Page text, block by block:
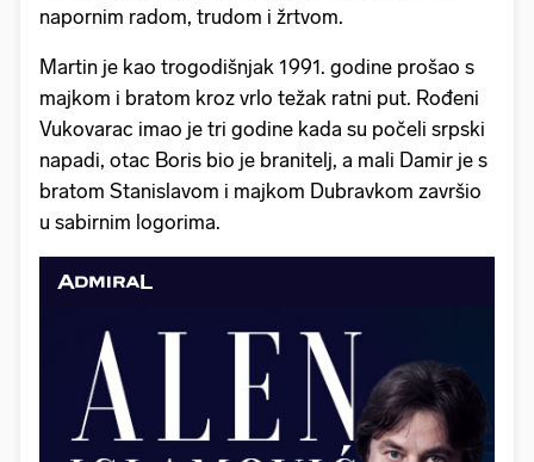
napornim radom, trudom i žrtvom.
Martin je kao trogodišnjak 1991. godine prošao s
majkom i bratom kroz vrlo težak ratni put. Rođeni
Vukovarac imao je tri godine kada su počeli srpski
napadi, otac Boris bio je branitelj, a mali Damir je s
bratom Stanislavom i majkom Dubravkom završio
u sabirnim logorima.